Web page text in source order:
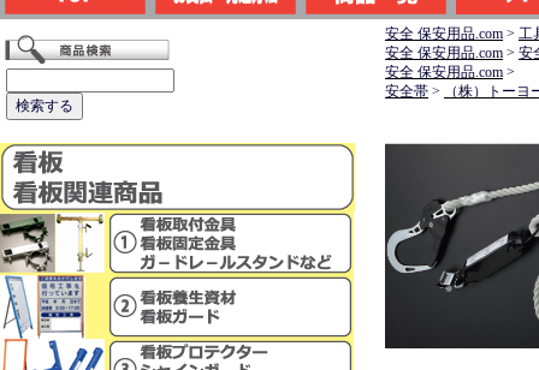
安全 保安用品.com > 工
安全 保安用品.com > 安
安全 保安用品.com >
安全帯 > （株）トー